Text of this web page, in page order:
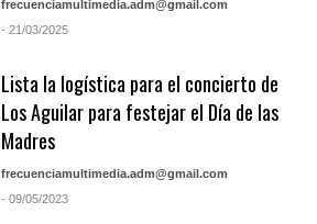
frecuenciamultimedia.adm@gmail.com
- 21/03/2025
Lista la logística para el concierto de
Los Aguilar para festejar el Día de las
Madres
frecuenciamultimedia.adm@gmail.com
- 09/05/2023